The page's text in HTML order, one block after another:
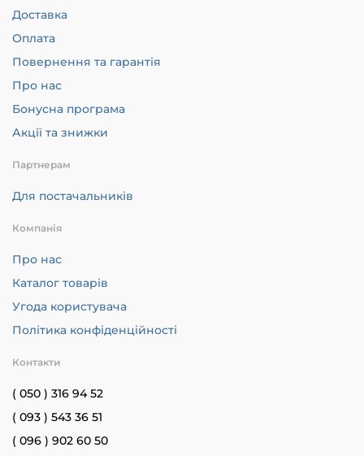
Доставка
Оплата
Повернення та гарантія
Про нас
Бонусна програма
Акції та знижки
Партнерам
Для постачальників
Компанія
Про нас
Каталог товарів
Угода користувача
Політика конфіденційності
Контакти
( 050 ) 316 94 52
( 093 ) 543 36 51
( 096 ) 902 60 50